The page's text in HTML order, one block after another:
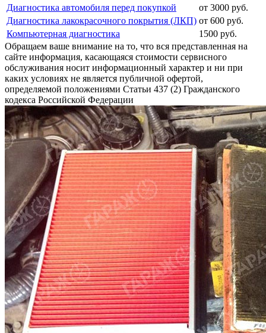
Диагностика автомобиля перед покупкой
от 3000 руб.
Диагностика лакокрасочного покрытия (ЛКП) от 600 руб.
Компьютерная диагностика
1500 руб.
Обращаем ваше внимание на то, что вся представленная на
сайте информация, касающаяся стоимости сервисного
обслуживания носит информационный характер и ни при
каких условиях не является публичной офертой,
определяемой положениями Статьи 437 (2) Гражданского
кодекса Российской Федерации